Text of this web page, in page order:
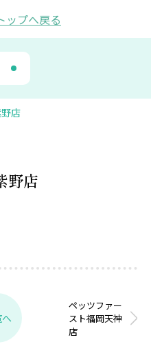
ップへ戻る
店
野店
ペッツファー
スト福岡天神
店